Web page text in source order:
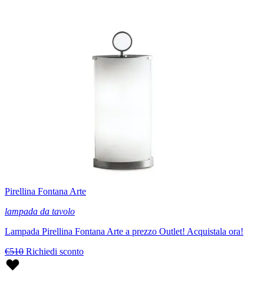
Pirellina Fontana Arte
lampada da tavolo
Lampada Pirellina Fontana Arte a prezzo Outlet! Acquistala ora!
€510 Richiedi sconto